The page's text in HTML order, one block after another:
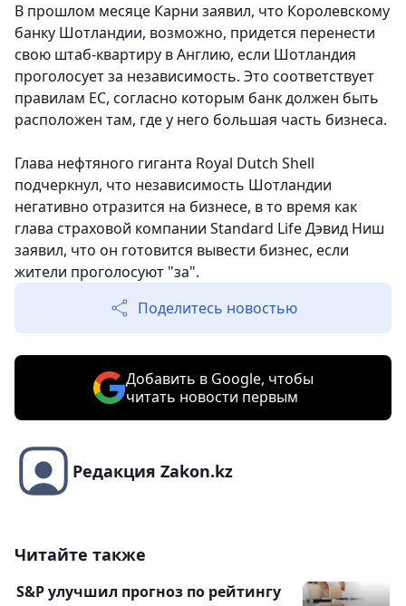
В прошлом месяце Карни заявил, что Королевскому
банку Шотландии, возможно, придется перенести
свою штаб-квартиру в Англию, если Шотландия
проголосует за независимость. Это соответствует
правилам ЕС, согласно которым банк должен быть
расположен там, где у него большая часть бизнеса.
Глава нефтяного гиганта Royal Dutch Shell
подчеркнул, что независимость Шотландии
негативно отразится на бизнесе, в то время как
глава страховой компании Standard Life Дэвид Ниш
заявил, что он готовится вывести бизнес, если
жители проголосуют "за".
Поделитесь новостью
Добавить в Google, чтобы
читать новости первым
Редакция Zakon.kz
Читайте также
S&P улучшил прогноз по рейтингу